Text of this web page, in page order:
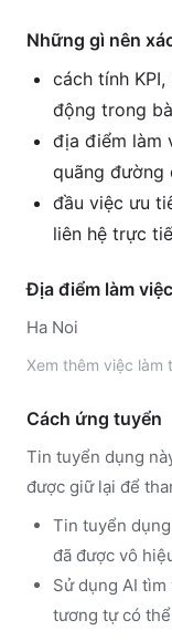
Những gì nên
cách tính
động trong
địa điểm làm
quãng
đầu việc ưu
liên hệ trực
Địa điểm làm việc
Ha Noi
Xem thêm việc làm
Cách ứng tuyển
Tin tuyển dụng
được giữ lại để
Tin tuyển
đã được vô
Sử dụng AI tìm
tương tự có